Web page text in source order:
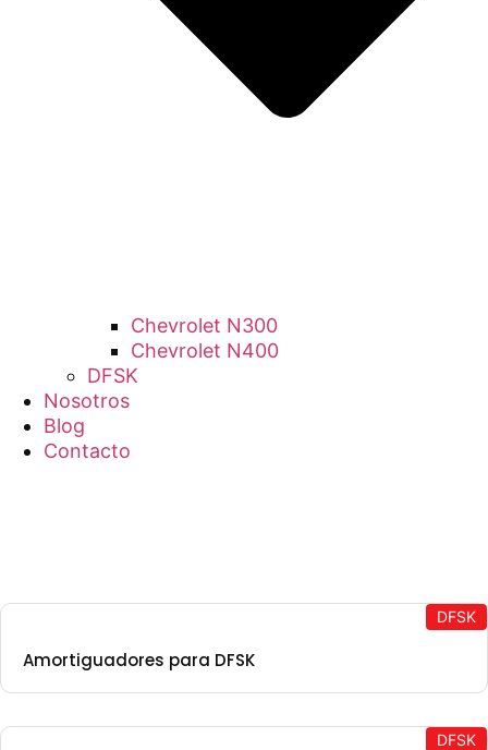
Chevrolet N300
Chevrolet N400
DFSK
Nosotros
Blog
Contacto
DFSK
Amortiguadores para DFSK
DFSK